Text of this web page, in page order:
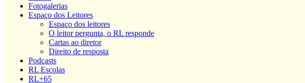
Fotogalerias
Espaço dos Leitores
Espaço dos leitores
O leitor pergunta, o RL responde
Cartas ao diretor
Direito de resposta
Podcasts
RL Escolas
RL+65